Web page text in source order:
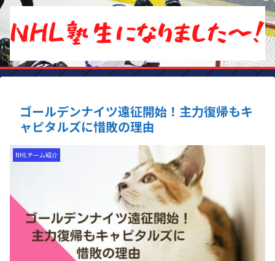
ゴールデンナイツ遠征開始！主力復帰もキ
ャピタルズに惜敗の理由
NHLチーム紹介